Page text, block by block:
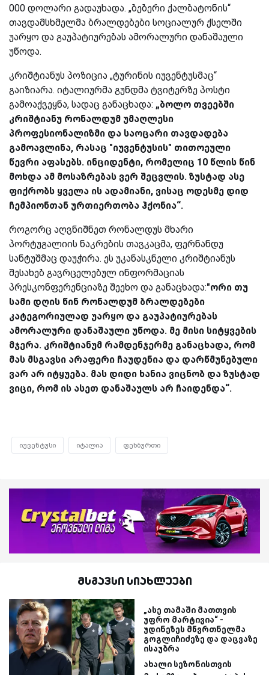
000 დოლარი გადაუხადა. „ბებერი ქალბატონის“
თავდამსხმელმა ბრალდებები სოციალურ ქსელში
უარყო და გაუპატიურებას ამორალური დანაშაული
უწოდა.
კრიშტიანუს პოზიცია „ტურინის იუვენტუსმაც“
გაიზიარა. იტალიურმა გუნდმა ტვიტერზე პოსტი
გამოაქვეყნა, სადაც განაცხადა: „ბოლო თვეებში
კრიშტიანუ რონალდუმ უმაღლესი
პროფესიონალიზმი და საოცარი თავდადება
გამოავლინა, რასაც "იუვენტუსის" თითოეული
წევრი აფასებს. ინციდენტი, რომელიც 10 წლის წინ
მოხდა ამ მოსაზრებას ვერ შეცვლის. ზუსტად ასე
ფიქრობს ყველა ის ადამიანი, ვისაც ოდესმე დიდ
ჩემპიონთან ურთიერთობა ჰქონია“.
როგორც აღვნიშნეთ რონალდუს მხარი
პორტუგალიის ნაკრების თავკაცმა, ფერნანდუ
სანტუშმაც დაუჭირა. ეს უკანასკნელი კრიშტიანუს
შესახებ გავრცელებულ ინფორმაციას
პრესკონფერენციაზე შეეხო და განაცხადა:"ორი თუ
სამი დღის წინ რონალდუმ ბრალდებები
კატეგორიულად უარყო და გაუპატიურებას
ამორალური დანაშაული უწოდა. მე მისი სიტყვების
მჯერა. კრიშტიანუმ რამდენჯერმე განაცხადა, რომ
მას მსგავსი არაფერი ჩაუდენია და დარწმუნებული
ვარ არ იტყუება. მას დიდი ხანია ვიცნობ და ზუსტად
ვიცი, რომ ის ასეთ დანაშაულს არ ჩაიდენდა“.
იუვენტუსი იტალია ფეხბურთი
მსგავსი სიახლეები
„ასე თამაში მათთვის
უფრო მარტივია“ -
უდინეზეს მწვრთნელმა
გოგლიჩიძეზე და დაცვაზე
ისაუბრა
ახალი სეზონისთვის